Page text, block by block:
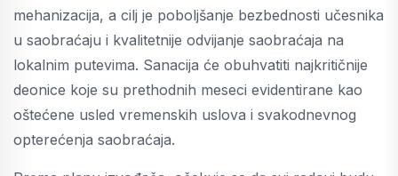
mehanizacija, a cilj je poboljšanje bezbednosti učesnika
u saobraćaju i kvalitetnije odvijanje saobraćaja na
lokalnim putevima. Sanacija će obuhvatiti najkritičnije
deonice koje su prethodnih meseci evidentirane kao
oštećene usled vremenskih uslova i svakodnevnog
opterećenja saobraćaja.